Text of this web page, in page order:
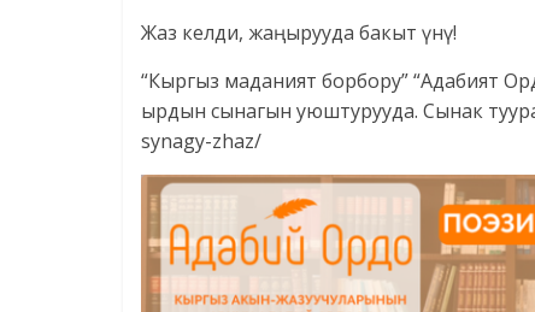
Жаз келди, жаңырууда бакыт үнү!
“Кыргыз маданият борбору” “Адабият
ырдын сынагын уюштурууда. Сынак
synagy-zhaz/